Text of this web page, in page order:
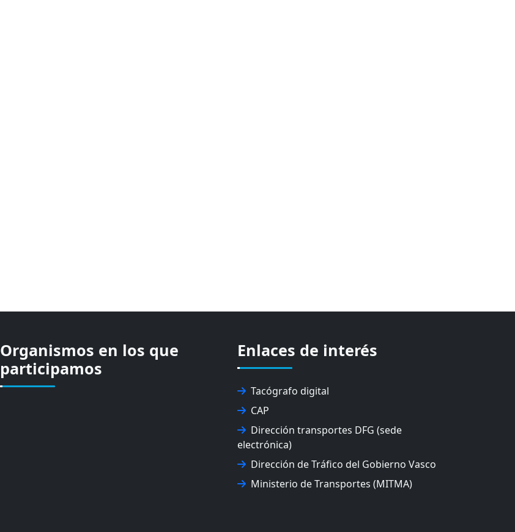
Organismos en los que
participamos
Enlaces de interés
Tacógrafo digital
CAP
Dirección transportes DFG (sede
electrónica)
Dirección de Tráfico del Gobierno Vasco
Ministerio de Transportes (MITMA)